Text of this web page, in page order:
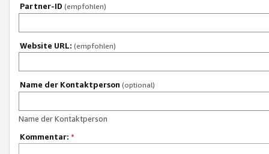
Partner-ID (empfohlen)
Website URL: (empfohlen)
Name der Kontaktperson (optional)
Name der Kontaktperson
Kommentar: *